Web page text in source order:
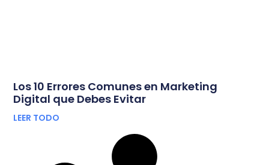
Los 10 Errores Comunes en Marketing
Digital que Debes Evitar
LEER TODO